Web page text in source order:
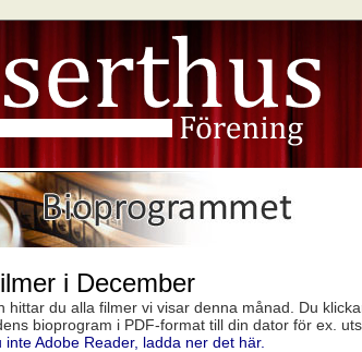
i December
hittar du alla filmer vi visar denna månad. Du
bioprogram i PDF-format till din dator för ex.
inte Adobe Reader, ladda ner det här.